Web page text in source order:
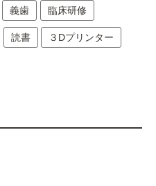
義歯 臨床研修
読書 ３Dプリンター